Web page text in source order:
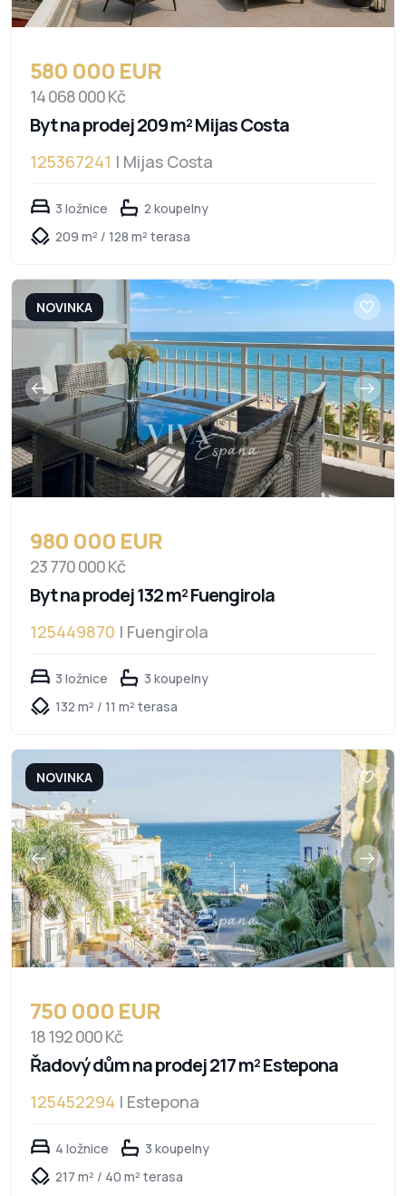
580 000 EUR
14 068 000 Kč
Byt na prodej 209 m² Mijas Costa
125367241 | Mijas Costa
3 ložnice
2 koupelny
209 m² / 128 m² terasa
NOVINKA
980 000 EUR
23 770 000 Kč
Byt na prodej 132 m² Fuengirola
125449870 | Fuengirola
3 ložnice
3 koupelny
132 m² / 11 m² terasa
NOVINKA
750 000 EUR
18 192 000 Kč
Řadový dům na prodej 217 m² Estepona
125452294 | Estepona
4 ložnice
3 koupelny
217 m² / 40 m² terasa